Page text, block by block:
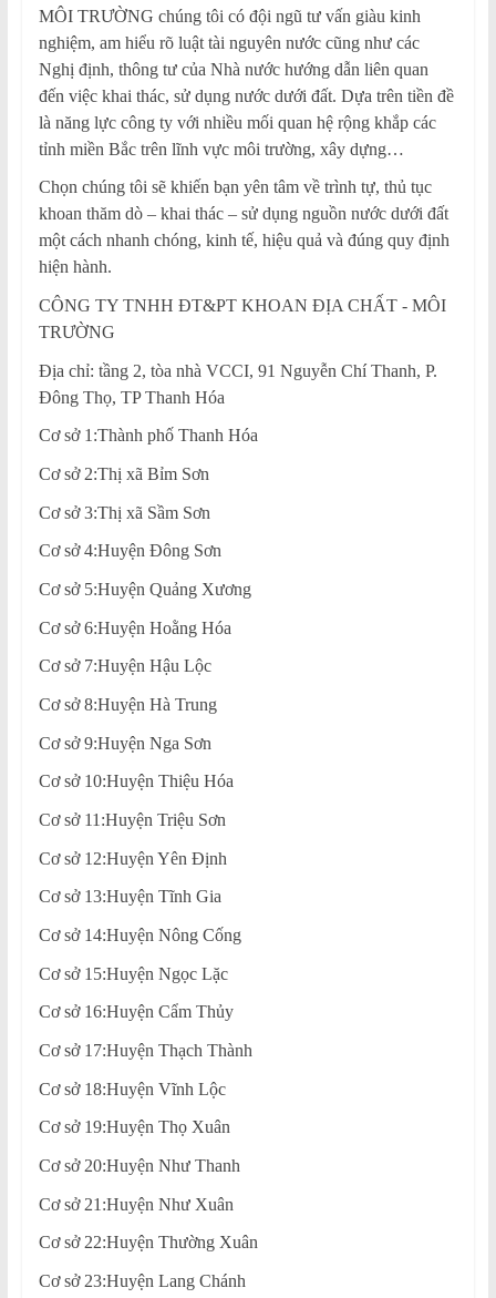
MÔI TRƯỜNG chúng tôi có đội ngũ tư vấn giàu kinh
nghiệm, am hiểu rõ luật tài nguyên nước cũng như các
Nghị định, thông tư của Nhà nước hướng dẫn liên quan
đến việc khai thác, sử dụng nước dưới đất. Dựa trên tiền đề
là năng lực công ty với nhiều mối quan hệ rộng khắp các
tỉnh miền Bắc trên lĩnh vực môi trường, xây dựng…
Chọn chúng tôi sẽ khiến bạn yên tâm về trình tự, thủ tục
khoan thăm dò – khai thác – sử dụng nguồn nước dưới đất
một cách nhanh chóng, kinh tế, hiệu quả và đúng quy định
hiện hành.
CÔNG TY TNHH ĐT&PT KHOAN ĐỊA CHẤT - MÔI
TRƯỜNG
Địa chỉ: tầng 2, tòa nhà VCCI, 91 Nguyễn Chí Thanh, P.
Đông Thọ, TP Thanh Hóa
Cơ sở 1:Thành phố Thanh Hóa
Cơ sở 2:Thị xã Bỉm Sơn
Cơ sở 3:Thị xã Sầm Sơn
Cơ sở 4:Huyện Đông Sơn
Cơ sở 5:Huyện Quảng Xương
Cơ sở 6:Huyện Hoằng Hóa
Cơ sở 7:Huyện Hậu Lộc
Cơ sở 8:Huyện Hà Trung
Cơ sở 9:Huyện Nga Sơn
Cơ sở 10:Huyện Thiệu Hóa
Cơ sở 11:Huyện Triệu Sơn
Cơ sở 12:Huyện Yên Định
Cơ sở 13:Huyện Tĩnh Gia
Cơ sở 14:Huyện Nông Cống
Cơ sở 15:Huyện Ngọc Lặc
Cơ sở 16:Huyện Cẩm Thủy
Cơ sở 17:Huyện Thạch Thành
Cơ sở 18:Huyện Vĩnh Lộc
Cơ sở 19:Huyện Thọ Xuân
Cơ sở 20:Huyện Như Thanh
Cơ sở 21:Huyện Như Xuân
Cơ sở 22:Huyện Thường Xuân
Cơ sở 23:Huyện Lang Chánh